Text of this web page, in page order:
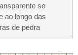
se
ao longo das
de pedra